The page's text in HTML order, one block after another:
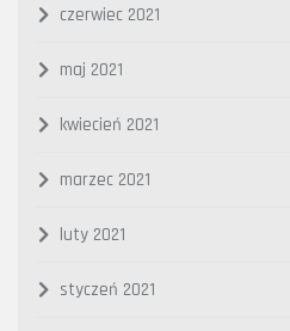
czerwiec 2021
maj 2021
kwiecień 2021
marzec 2021
luty 2021
styczeń 2021